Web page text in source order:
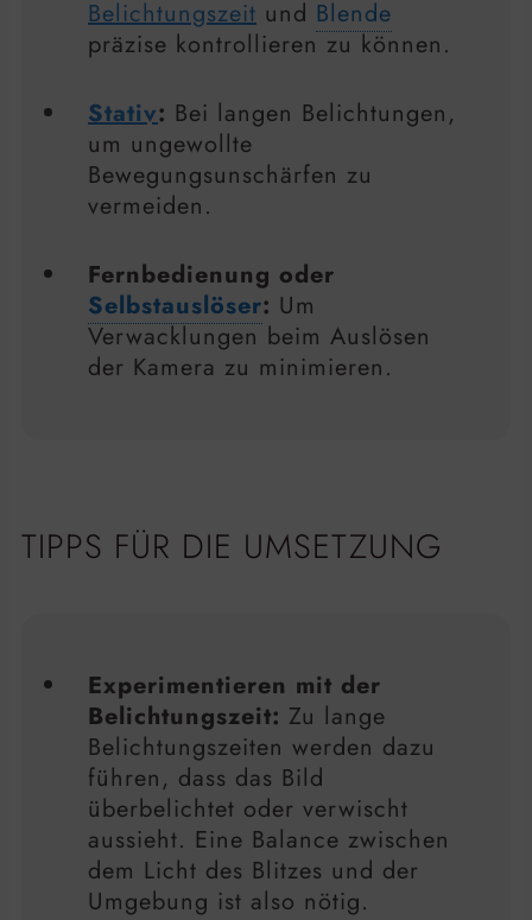
Belichtungszeit und Blende
präzise kontrollieren zu können.
Stativ: Bei langen Belichtungen,
um ungewollte
Bewegungsunschärfen zu
vermeiden.
Fernbedienung oder
Selbstauslöser: Um
Verwacklungen beim Auslösen
der Kamera zu minimieren.
TIPPS FÜR DIE UMSETZUNG
Experimentieren mit der
Belichtungszeit: Zu lange
Belichtungszeiten werden dazu
führen, dass das Bild
überbelichtet oder verwischt
aussieht. Eine Balance zwischen
dem Licht des Blitzes und der
Umgebung ist also nötig.